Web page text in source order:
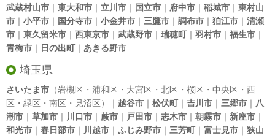
武蔵村山市 ｜ 東大和市 ｜ 立川市 ｜ 国立市 ｜ 府中市 ｜ 稲城市 ｜ 東村山
市 ｜ 小平市 ｜ 国分寺市 ｜ 小金井市 ｜ 三鷹市 ｜ 調布市 ｜ 狛江市 ｜ 清瀬
市 ｜ 東久留米市 ｜ 西東京市 ｜ 武蔵野市 ｜ 瑞穂町｜ 羽村市 ｜ 福生市 ｜
青梅市 ｜ 日の出町｜ あきる野市
埼玉県
さいたま市 （岩槻区・浦和区・大宮区・北区・桜区・中央区・西
区・緑区・南区・見沼区）｜ 越谷市 ｜ 松伏町｜ 吉川市 ｜ 三郷市 ｜ 八
潮市 ｜ 草加市 ｜ 川口市 ｜ 蕨市 ｜ 戸田市 ｜ 志木市 ｜ 朝霧市 ｜ 新座市 ｜
和光市 ｜ 春日部市 ｜ 川越市 ｜ ふじみ野市 ｜ 三芳町｜ 富士見市 ｜ 狭山